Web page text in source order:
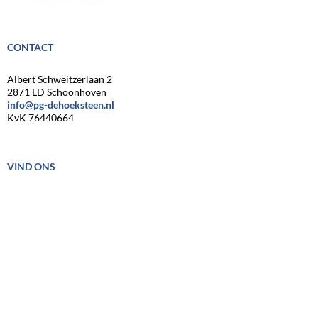
CONTACT
Albert Schweitzerlaan 2
2871 LD Schoonhoven
info@pg-dehoeksteen.nl
KvK 76440664
VIND ONS